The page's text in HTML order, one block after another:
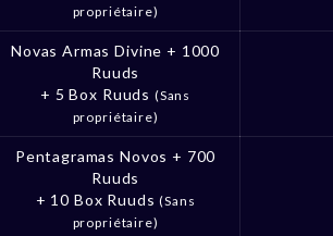
propriétaire)
Novas Armas Divine + 1000
Ruuds
+ 5 Box Ruuds (Sans
propriétaire)
Pentagramas Novos + 700
Ruuds
+ 10 Box Ruuds(Sans
propriétaire)